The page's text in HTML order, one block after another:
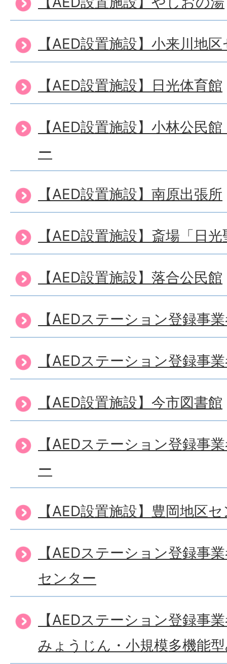
【AED設置施設】小来川地
【AED設置施設】日光体育館
【AED設置施設】小林公民
ー
【AED設置施設】南原出張所
【AED設置施設】斎場「日
【AED設置施設】落合公民館
【AEDステーション登録事
【AEDステーション登録事
【AED設置施設】今市図書館
【AEDステーション登録事
ー
【AED設置施設】豊岡地区
【AEDステーション登録事
センター
【AEDステーション登録事
みょうじん・小規模多機能